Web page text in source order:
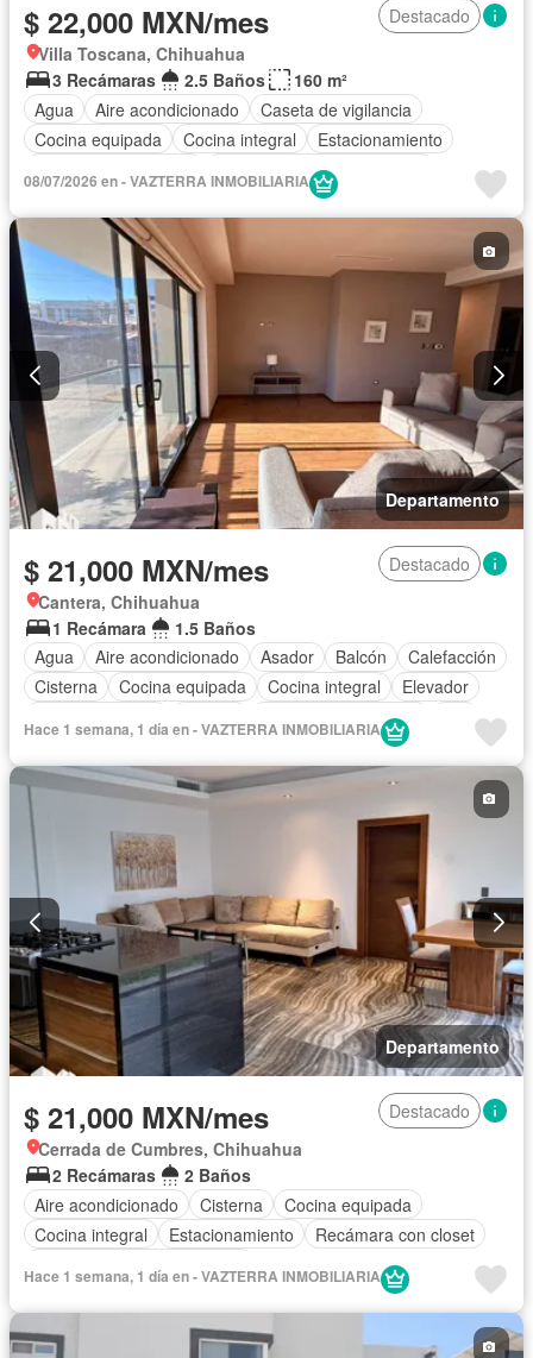
$ 22,000 MXN/mes
Destacado
Villa Toscana, Chihuahua
3 Recámaras
2.5 Baños
160 m²
Agua
Aire acondicionado
Caseta de vigilancia
Cocina equipada
Cocina integral
Estacionamiento
Completamente amueblado
08/07/2026 en - VAZTERRA INMOBILIARIA
Departamento
$ 21,000 MXN/mes
Destacado
Cantera, Chihuahua
1 Recámara
1.5 Baños
Agua
Aire acondicionado Asador Balcón
Calefacción
Cisterna
Cocina equipada Cocina integral
Elevador
Recámara con closet
Hace 1 semana, 1 día en - VAZTERRA INMOBILIARIA
Departamento
$ 21,000 MXN/mes
Destacado
Cerrada de Cumbres, Chihuahua
2 Recámaras
2 Baños
Aire acondicionado
Cisterna
Cocina equipada
Cocina integral
Estacionamiento
Recámara con closet
Hace 1 semana, 1 día en - VAZTERRA INMOBILIARIA